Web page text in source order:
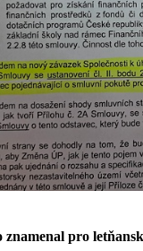
znamenal pro